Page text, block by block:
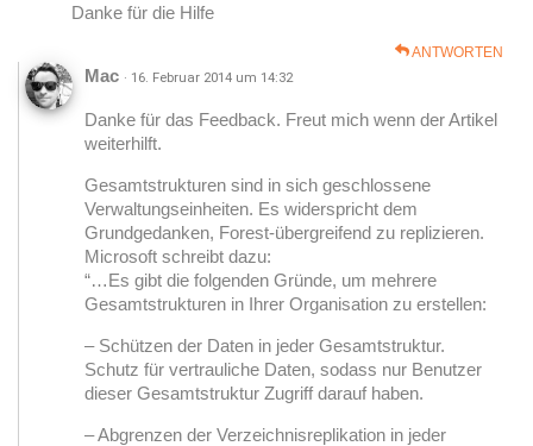
Danke für die Hilfe
ANTWORTEN
Mac · 16. Februar 2014 um 14:32
Danke für das Feedback. Freut mich wenn der Artikel
weiterhilft.
Gesamtstrukturen sind in sich geschlossene
Verwaltungseinheiten. Es widerspricht dem
Grundgedanken, Forest-übergreifend zu replizieren.
Microsoft schreibt dazu:
“…Es gibt die folgenden Gründe, um mehrere
Gesamtstrukturen in Ihrer Organisation zu erstellen:
– Schützen der Daten in jeder Gesamtstruktur.
Schutz für vertrauliche Daten, sodass nur Benutzer
dieser Gesamtstruktur Zugriff darauf haben.
– Abgrenzen der Verzeichnisreplikation in jeder